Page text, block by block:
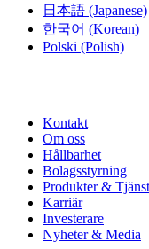
日本語 (Japanese)
한국어 (Korean)
Polski (Polish)
Kontakt
Om oss
Hållbarhet
Bolagsstyrning
Produkter &
Karriär
Investerare
Nyheter & Media